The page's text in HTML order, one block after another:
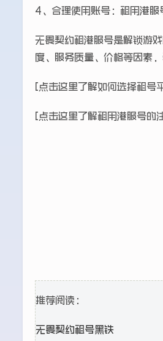
4、合理使用账号：租用港服
无畏契约租港服号是解锁游
度、服务质量、价格等因素
[点击这里了解如何选择租号
[点击这里了解租用港服号的
推荐阅读：
无畏契约租号黑铁